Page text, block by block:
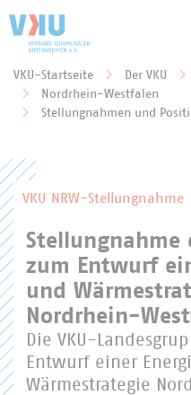
VKU-Startseite Der VKU
Nordrhein-Westfalen
Stellungnahmen und
VKU NRW-Stellungnahme
Stellungnahme
zum Entwurf
und
Nordrhein-
Die VKU-
Entwurf einer
Wärmestrategie